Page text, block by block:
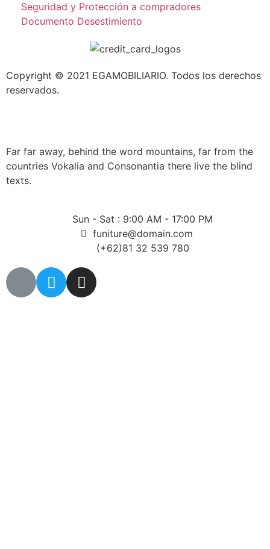
Seguridad y Protección a compradores
Documento Desestimiento
Copyright © 2021 EGAMOBILIARIO. Todos los derechos
reservados.
Far far away, behind the word mountains, far from the
countries Vokalia and Consonantia there live the blind
texts.
Sun - Sat : 9:00 AM - 17:00 PM
funiture@domain.com
(+62)81 32 539 780